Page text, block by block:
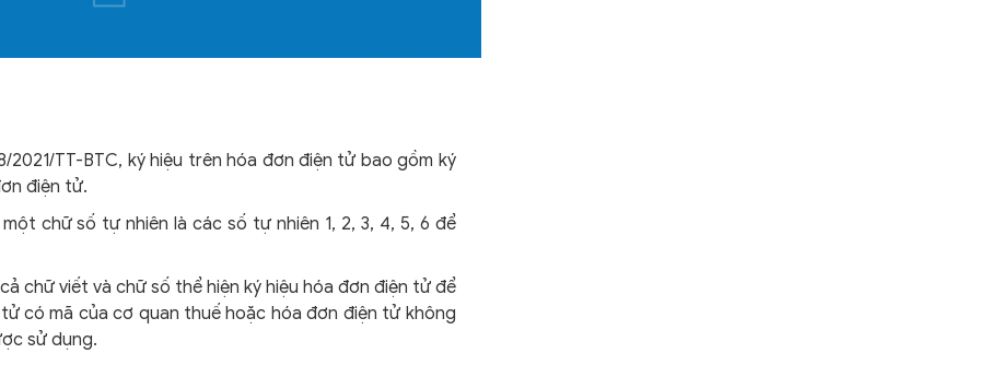
2021/TT-BTC, ký hiệu trên hóa đơn điện tử bao gồm ký
điện tử.
chữ số tự nhiên là các số tự nhiên 1, 2, 3, 4, 5, 6 để
chữ viết và chữ số thể hiện ký hiệu hóa đơn điện tử để
có mã của cơ quan thuế hoặc hóa đơn điện tử không
sử dụng.